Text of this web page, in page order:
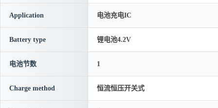
Application 电池充电IC
Battery type 锂电池4.2V
电池节数 1
Charge method 恒流恒压开关式